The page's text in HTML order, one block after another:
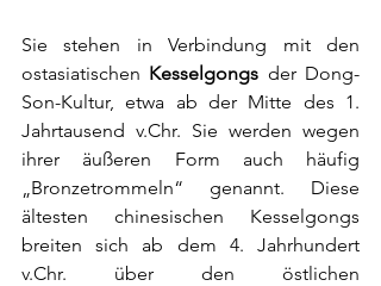
Sie stehen in Verbindung mit den
ostasiatischen Kesselgongs der Dong-
Son-Kultur, etwa ab der Mitte des 1.
Jahrtausend v.Chr. Sie werden wegen
ihrer äußeren Form auch häufig
Bronzetrommeln“ genannt. Diese
ältesten chinesischen Kesselgongs
breiten sich ab dem 4. Jahrhundert
v.Chr. über den östlichen